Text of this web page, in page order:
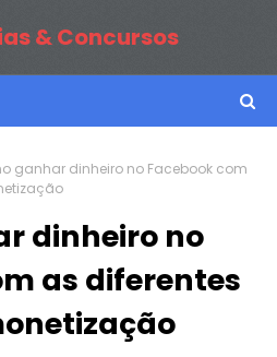
& Concursos
ganhar dinheiro no Facebook com
dinheiro no
as diferentes